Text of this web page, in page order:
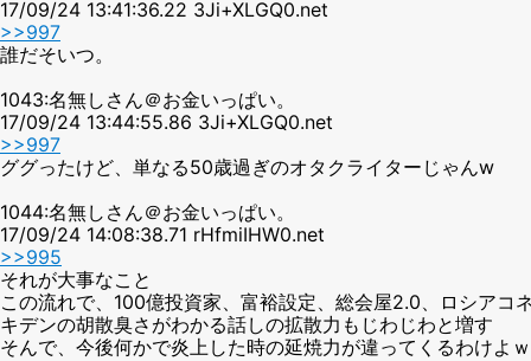
17/09/24 13:41:36.22 3Ji+XLGQ0.net
>>997
誰だそいつ。
1043:名無しさん＠お金いっぱい。
17/09/24 13:44:55.86 3Ji+XLGQ0.net
>>997
ググったけど、単なる50歳過ぎのオタクライターじゃんw
1044:名無しさん＠お金いっぱい。
17/09/24 14:08:38.71 rHfmiIHW0.net
>>995
それが大事なこと
この流れで、100億投資家、富裕設定、総会屋2.0、ロシアコ
キデンの胡散臭さがわかる話しの拡散力もじわじわと増す
そんで、今後何かで炎上した時の延焼力が違ってくるわけよｗ